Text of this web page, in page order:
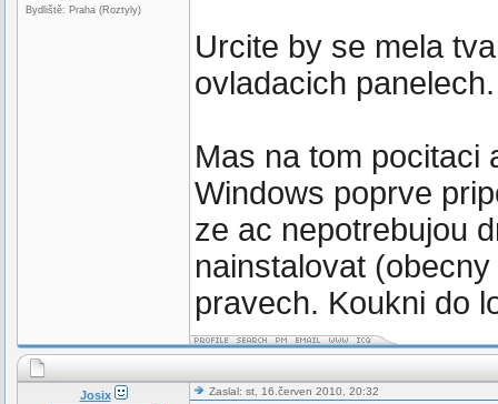
Bydliště: Praha (Roztyly)
Urcite by se mela
ovladacich panelech.
Mas na tom pocitaci
Windows poprve
ze ac nepotrebujou
nainstalovat
pravech. Koukni do
Josix Zaslal: st, 16.červen 2010, 20:32